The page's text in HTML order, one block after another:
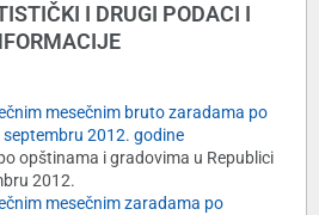
I DRUGI PODACI I
mesečnim bruto zaradama po
2012. godine
opštinama i gradovima u Republici
2012.
mesečnim zaradama po